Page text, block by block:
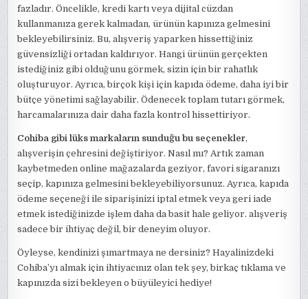
fazladır. Öncelikle, kredi kartı veya dijital cüzdan
kullanmanıza gerek kalmadan, ürünün kapınıza gelmesini
bekleyebilirsiniz. Bu, alışveriş yaparken hissettiğiniz
güvensizliği ortadan kaldırıyor. Hangi ürünün gerçekten
istediğiniz gibi olduğunu görmek, sizin için bir rahatlık
oluşturuyor. Ayrıca, birçok kişi için kapıda ödeme, daha iyi bir
bütçe yönetimi sağlayabilir. Ödenecek toplam tutarı görmek,
harcamalarınıza dair daha fazla kontrol hissettiriyor.
Cohiba gibi lüks markaların sunduğu bu seçenekler,
alışverişin çehresini değiştiriyor. Nasıl mı? Artık zaman
kaybetmeden online mağazalarda geziyor, favori sigaranızı
seçip, kapınıza gelmesini bekleyebiliyorsunuz. Ayrıca, kapıda
ödeme seçeneği ile siparişinizi iptal etmek veya geri iade
etmek istediğinizde işlem daha da basit hale geliyor. alışveriş
sadece bir ihtiyaç değil, bir deneyim oluyor.
Öyleyse, kendinizi şımartmaya ne dersiniz? Hayalinizdeki
Cohiba’yı almak için ihtiyacınız olan tek şey, birkaç tıklama ve
kapınızda sizi bekleyen o büyüleyici hediye!